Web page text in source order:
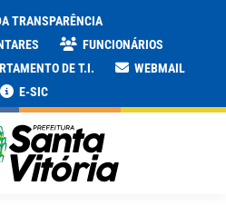
TRANSPARÊNCIA
FUNCIONÁRIOS
DE T.I.
WEBMAIL
E-SIC